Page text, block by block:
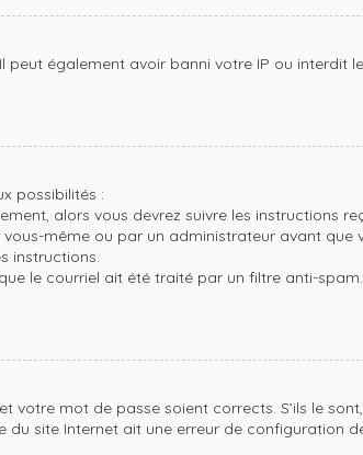
également avoir banni votre IP ou interdit
possibilités :
alors vous devrez suivre les instructions
même ou par un administrateur avant que
instructions.
le courriel ait été traité par un filtre anti-
votre mot de passe soient corrects. S’ils le
site Internet ait une erreur de configuration